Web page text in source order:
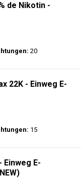
de Nikotin -
20
22K - Einweg E-
15
Einweg E-